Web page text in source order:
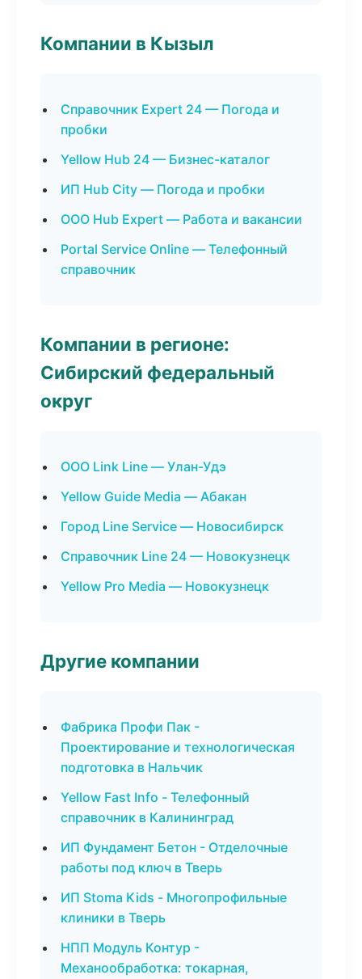
Компании в Кызыл
Справочник Expert 24 — Погода и
пробки
Yellow Hub 24 — Бизнес-каталог
ИП Hub City — Погода и пробки
ООО Hub Expert — Работа и вакансии
Portal Service Online — Телефонный
справочник
Компании в регионе:
Сибирский федеральный
округ
ООО Link Line — Улан-Удэ
Yellow Guide Media — Абакан
Город Line Service — Новосибирск
Справочник Line 24 — Новокузнецк
Yellow Pro Media — Новокузнецк
Другие компании
Фабрика Профи Пак -
Проектирование и технологическая
подготовка в Нальчик
Yellow Fast Info - Телефонный
справочник в Калининград
ИП Фундамент Бетон - Отделочные
работы под ключ в Тверь
ИП Stoma Kids - Многопрофильные
клиники в Тверь
НПП Модуль Контур -
Механообработка: токарная,